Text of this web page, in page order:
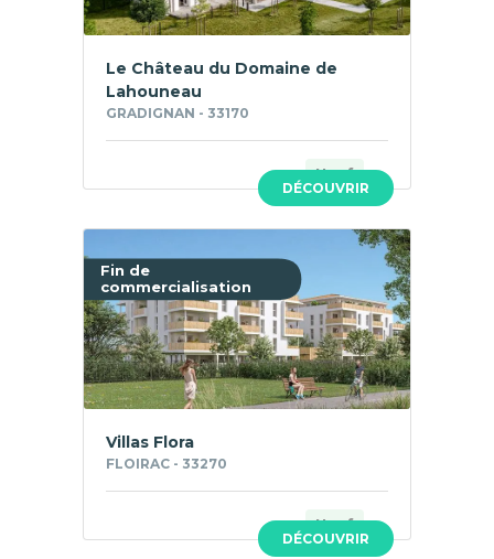
DÉCOUVRIR
Le Château du Domaine de
Lahouneau
GRADIGNAN - 33170
Neuf
Fin de
commercialisation
DÉCOUVRIR
Villas Flora
FLOIRAC - 33270
Neuf